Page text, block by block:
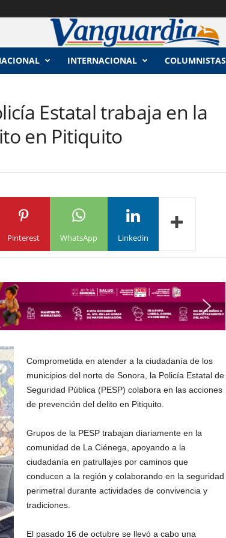
INTERNACIONAL COLUMNISTAS
Estatal trabaja en la
en Pitiquito
Pinterest WhatsApp Linkedin
Comprometida en atender a la ciudadanía de los
municipios del norte de Sonora, la Policía Estatal de
Seguridad Pública (PESP) colabora en las acciones
de prevención del delito en Pitiquito.
Grupos de la PESP trabajan diariamente en la
comunidad de La Ciénega, apoyando a la
ciudadanía en patrullajes por caminos que
conducen a la región y colaborando en la seguridad
perimetral durante actividades de convivencia y
tradiciones.
El pasado 16 de octubre se llevó a cabo una